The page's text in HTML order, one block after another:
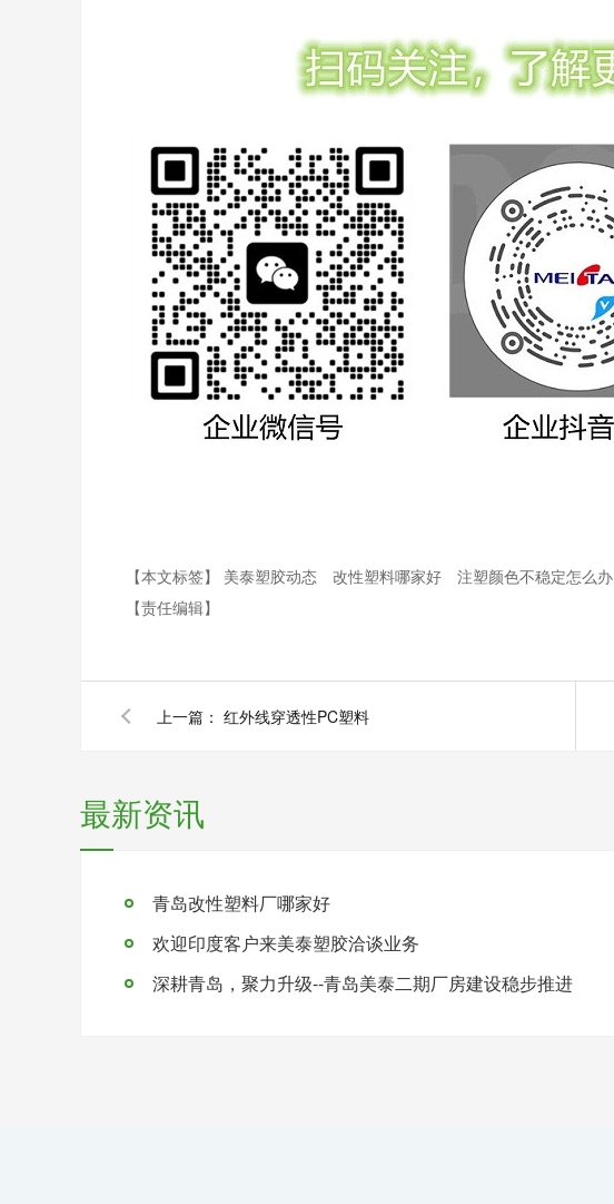
【本文标签】 美泰塑胶动态 改性塑料哪家好 注塑颜色不稳定怎么办
【责任编辑】
上一篇： 红外线穿透性PC塑料
最新资讯
青岛改性塑料厂哪家好
欢迎印度客户来美泰塑胶洽谈业务
深耕青岛，聚力升级--青岛美泰二期厂房建设稳步推进